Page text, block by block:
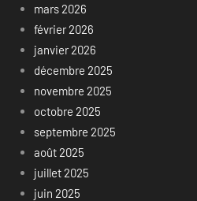
mars 2026
février 2026
janvier 2026
décembre 2025
novembre 2025
octobre 2025
septembre 2025
août 2025
juillet 2025
juin 2025